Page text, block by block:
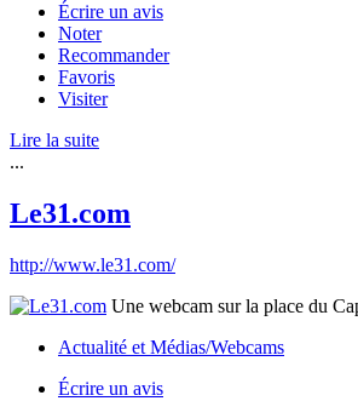
Écrire un avis
Noter
Recommander
Favoris
Visiter
Lire la suite
...
Le31.com
http://www.le31.com/
Une webcam sur la place du
Actualité et Médias/Webcams
Écrire un avis